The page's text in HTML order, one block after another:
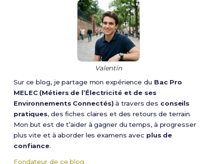
Valentin
Sur ce blog, je partage mon expérience du Bac Pro
MELEC (Métiers de l’Électricité et de ses
Environnements Connectés) à travers des conseils
pratiques, des fiches claires et des retours de terrain.
Mon but est de t’aider à gagner du temps, à progresser
plus vite et à aborder les examens avec plus de
confiance.
Fondateur de ce blog